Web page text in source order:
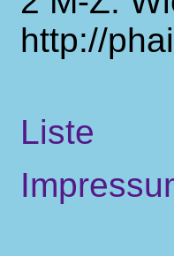
http://
Liste